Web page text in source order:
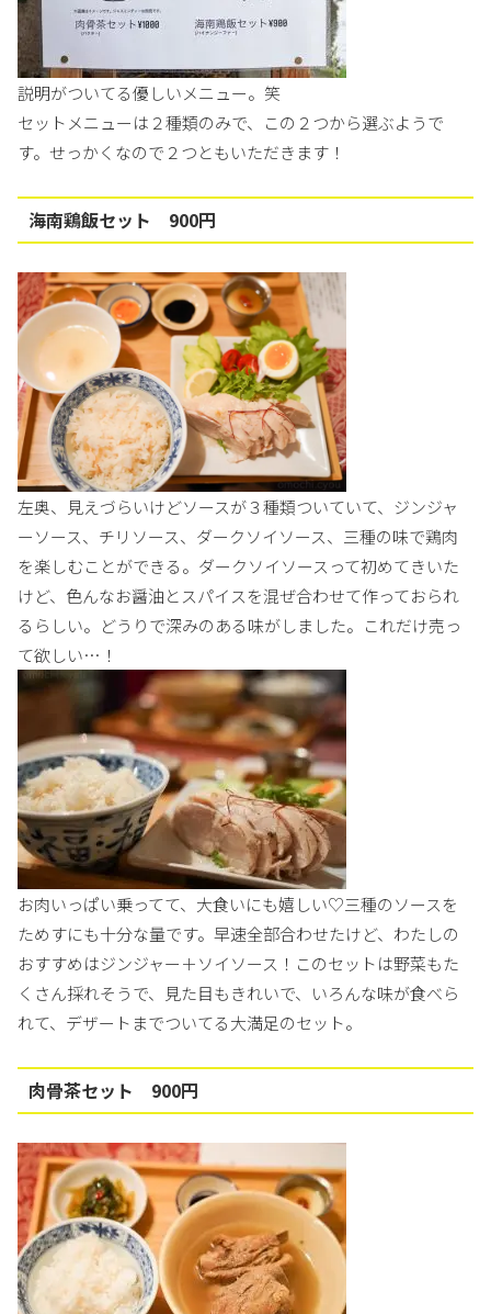
説明がついてる優しいメニュー。笑
セットメニューは２種類のみで、この２つから選ぶようで
す。せっかくなので２つともいただきます！
海南鶏飯セット 900円
左奥、見えづらいけどソースが３種類ついていて、ジンジャ
ーソース、チリソース、ダークソイソース、三種の味で鶏肉
を楽しむことができる。ダークソイソースって初めてきいた
けど、色んなお醤油とスパイスを混ぜ合わせて作っておられ
るらしい。どうりで深みのある味がしました。これだけ売っ
て欲しい…！
お肉いっぱい乗ってて、大食いにも嬉しい♡三種のソースを
ためすにも十分な量です。早速全部合わせたけど、わたしの
おすすめはジンジャー＋ソイソース！このセットは野菜もた
くさん採れそうで、見た目もきれいで、いろんな味が食べら
れて、デザートまでついてる大満足のセット。
肉骨茶セット 900円